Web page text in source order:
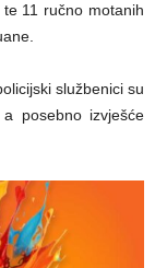
11 ručno motanih
službenici su
posebno izvješće